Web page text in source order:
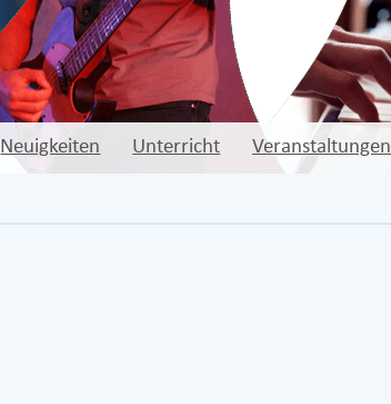
Neuigkeiten Unterricht Veranstaltungen